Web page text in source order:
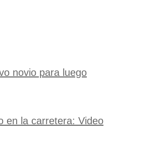
novio para luego
en la carretera: Video